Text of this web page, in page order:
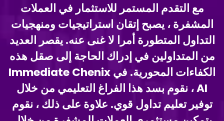
مع التقدم المستمر للاستثمار في العملات
المشفرة ، يصبح إتقان استراتيجيات ومنهجيات
التداول المتطورة أمرا لا غنى عنه. يقصر العديد
من المتداولين في إدراك الحاجة إلى صقل هذه
الكفاءات المحورية. في Immediate Chenix
AI ، نقوم بسد هذا الفراغ التعليمي من خلال
توفير تعليم تداول قوي. علاوة على ذلك ، نقوم